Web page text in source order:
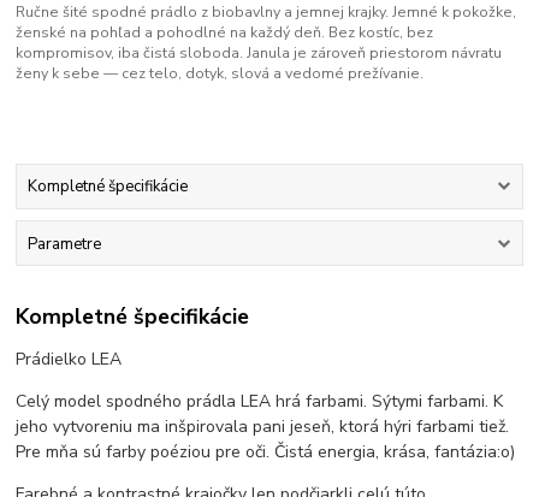
Ručne šité spodné prádlo z biobavlny a jemnej krajky. Jemné k pokožke,
ženské na pohľad a pohodlné na každý deň. Bez kostíc, bez
kompromisov, iba čistá sloboda. Janula je zároveň priestorom návratu
ženy k sebe — cez telo, dotyk, slová a vedomé prežívanie.
Kompletné špecifikácie
Parametre
Kompletné špecifikácie
Prádielko LEA
Celý model spodného prádla LEA hrá farbami. Sýtymi farbami. K
jeho vytvoreniu ma inšpirovala pani jeseň, ktorá hýri farbami tiež.
Pre mňa sú farby poéziou pre oči. Čistá energia, krása, fantázia:o)